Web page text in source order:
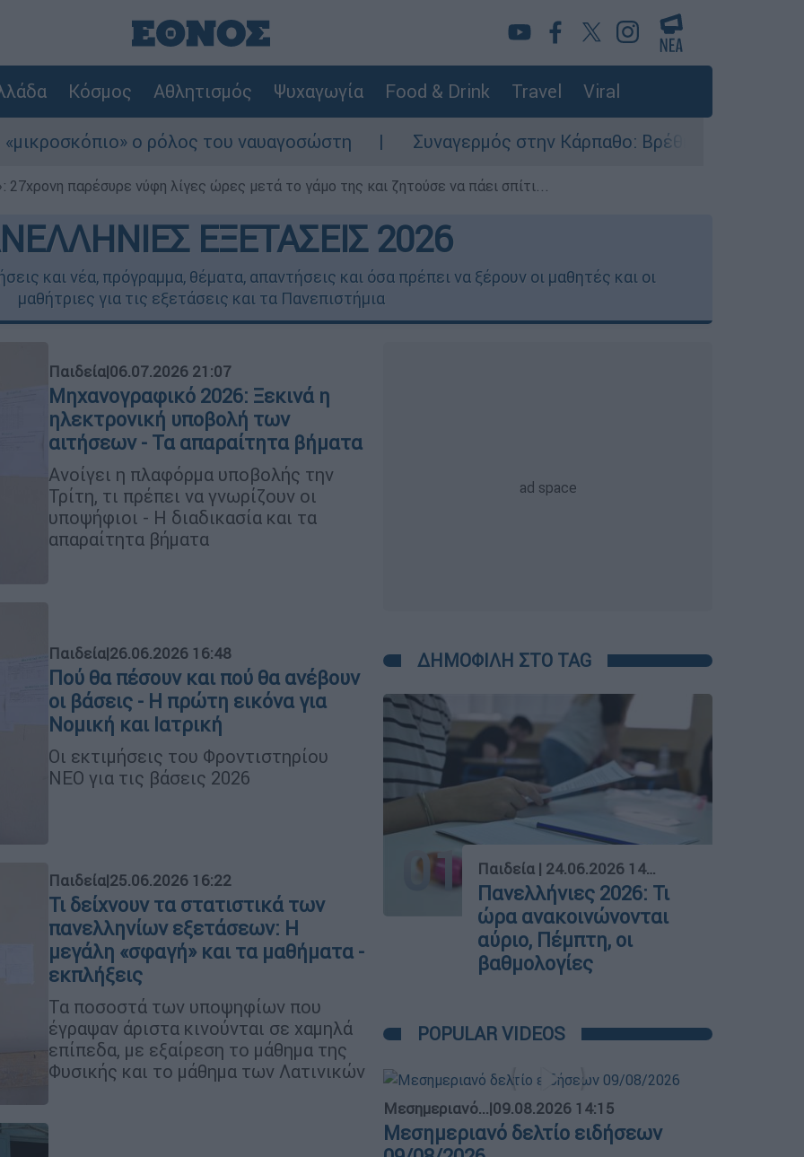
Κόσμος Αθλητισμός Ψυχαγωγία Food & Drink Travel Viral
ο ρόλος του ναυαγοσώστη Συναγερμός στην Κάρπαθο: Βρέθηκαν παλιά πυρομαχικά στο
παρέσυρε νύφη λίγες ώρες μετά το γάμο της και ζητούσε να πάει σπίτι...
ΕΞΕΤΑΣΕΙΣ 2026
και νέα, πρόγραμμα, θέματα, απαντήσεις και όσα πρέπει να ξέρουν οι μαθητές και οι
μαθήτριες για τις εξετάσεις και τα Πανεπιστήμια
Παιδεία|06.07.2026 21:07
Μηχανογραφικό 2026: Ξεκινά η
ηλεκτρονική υποβολή των
αιτήσεων - Τα απαραίτητα βήματα
Ανοίγει η πλαφόρμα υποβολής την
Τρίτη, τι πρέπει να γνωρίζουν οι
υποψήφιοι - Η διαδικασία και τα
απαραίτητα βήματα
Παιδεία|26.06.2026 16:48
Πού θα πέσουν και πού θα ανέβουν
οι βάσεις - Η πρώτη εικόνα για
Νομική και Ιατρική
Οι εκτιμήσεις του Φροντιστηρίου
ΝΕΟ για τις βάσεις 2026
Παιδεία|25.06.2026 16:22
Τι δείχνουν τα στατιστικά των
πανελληνίων εξετάσεων: Η
μεγάλη «σφαγή» και τα μαθήματα -
εκπλήξεις
Τα ποσοστά των υποψηφίων που
έγραψαν άριστα κινούνται σε χαμηλά
επίπεδα, με εξαίρεση το μάθημα της
Φυσικής και το μάθημα των Λατινικών
ΔΗΜΟΦΙΛΗ ΣΤΟ TAG
01 Παιδεία | 24.06.2026 14:32
Πανελλήνιες 2026: Τι
ώρα ανακοινώνονται
αύριο, Πέμπτη, οι
βαθμολογίες
POPULAR VIDEOS
Μεσημεριανό...|09.08.2026 14:15
Μεσημεριανό δελτίο ειδήσεων